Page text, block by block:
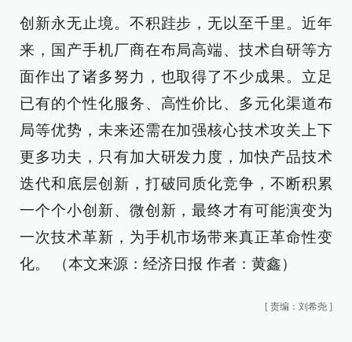
创新永无止境。不积跬步，无以至千里。近年
来，国产手机厂商在布局高端、技术自研等方
面作出了诸多努力，也取得了不少成果。立足
已有的个性化服务、高性价比、多元化渠道布
局等优势，未来还需在加强核心技术攻关上下
更多功夫，只有加大研发力度，加快产品技术
迭代和底层创新，打破同质化竞争，不断积累
一个个小创新、微创新，最终才有可能演变为
一次技术革新，为手机市场带来真正革命性变
化。 （本文来源：经济日报 作者：黄鑫）
[ 责编：刘希尧 ]